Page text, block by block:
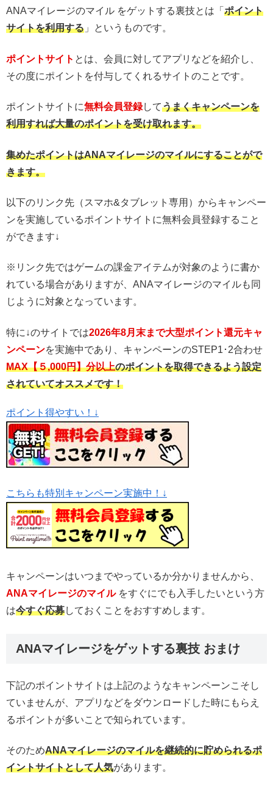
ANAマイレージのマイル をゲットする裏技とは「 ポイント
サイトを利用する 」というものです。
ポイントサイト とは、会員に対してアプリなどを紹介し、
その度にポイントを付与してくれるサイトのことです。
ポイントサイトに無料会員登録してうまくキャンペーンを
利用すれば大量のポイントを受け取れます。
集めたポイントはANAマイレージのマイルにすることがで
きます。
以下のリンク先（スマホ&タブレット専用）からキャンペー
ンを実施しているポイントサイトに無料会員登録すること
ができます↓
※リンク先ではゲームの課金アイテムが対象のように書か
れている場合がありますが、ANAマイレージのマイルも同
じように対象となっています。
特に↓のサイトでは2026年8月 末まで大型ポイント還元キャ
ンペーンを実施中であり、キャンペーンのSTEP1･2合わせ
MAX【５,000円】分以上のポイントを取得できるよう設定
されていてオススメです！
ポイント得やすい！↓
こちらも特別キャンペーン実施中！↓
キャンペーンはいつまでやっているか分かりませんから、
ANAマイレージのマイル をすぐにでも入手したいという方
は今すぐ応募しておくことをおすすめします。
ANAマイレージをゲットする裏技 おまけ
下記のポイントサイトは上記のようなキャンペーンこそし
ていませんが、アプリなどをダウンロードした時にもらえ
るポイントが多いことで知られています。
そのためANAマイレージのマイルを継続的に貯められるポ
イントサイトとして人気があります。